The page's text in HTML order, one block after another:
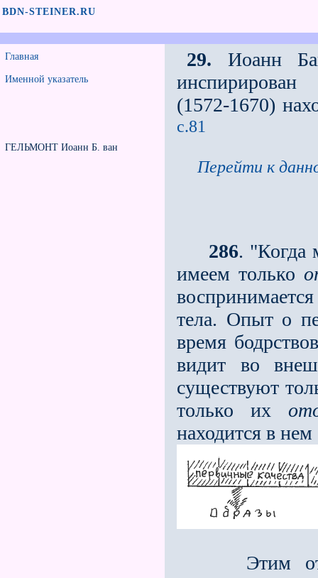
BDN-STEINER.RU
Главная
Именной указатель
ГЕЛЬМОНТ Иоанн Б. ван
29. Иоанн
(1572-1670)
c.81
Перейти к
286. "Когда
имеем только
тела. Опыт о
время
видит во
существуют
только их
находится в
Этим